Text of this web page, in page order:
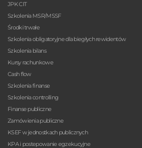
JPK CIT
Szkolenia MSR/MSSF
Środki trwałe
Szkolenia obligatoryjne dla biegłych rewidentów
Szkolenia bilans
Kursy rachunkowe
Cash flow
Szkolenia finanse
Szkolenia controlling
Finanse publiczne
Zamówienia publiczne
KSEF w jednostkach publicznych
KPA i postepowanie egzekucyjne